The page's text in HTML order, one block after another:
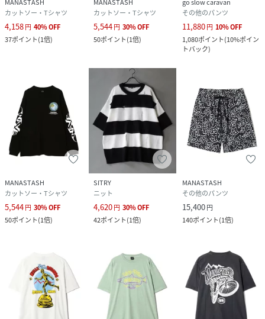
品番
KP8683_792
792-4135004-310-18 KP8683)
MANASTASH
カットソー・Tシャツ
4,158円 40%OFF
37ポイント(1倍)
MANASTASH
カットソー・Tシャツ
5,544円 30%OFF
50ポイント(1倍)
go slow caravan
その他のパンツ
11,880円 10%OFF
1,080ポイント(10%ポイン
トバック)
MANASTASH
カットソー・Tシャツ
5,544円 30%OFF
50ポイント(1倍)
SITRY
ニット
4,620円 30%OFF
42ポイント(1倍)
MANASTASH
その他のパンツ
15,400円
140ポイント(1倍)